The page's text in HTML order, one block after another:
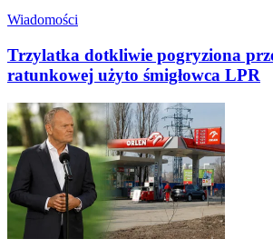
Wiadomości
Trzylatka dotkliwie pogryziona
ratunkowej użyto śmigłowca LPR